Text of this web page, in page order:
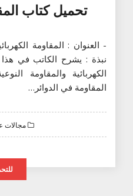
تحميل كتاب
- العنوان : المقاومة
نبذة : يشرح الكاتب في هذا
الكهربائية والمقاومة
المقاومة في الدوائر…
مجالات